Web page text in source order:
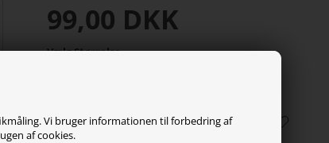
Vi bruger informationen til forbedring af
af cookies.
99,00 DKK
Vælg Størrelse